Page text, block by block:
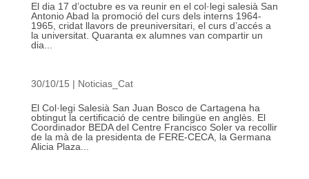
El dia 17 d’octubre es va reunir en el col·legi salesià San
Antonio Abad la promoció del curs dels interns 1964-
1965, cridat llavors de preuniversitari, el curs d’accés a
la universitat. Quaranta ex alumnes van compartir un
dia...
30/10/15 | Noticias_Cat
El Col·legi Salesià San Juan Bosco de Cartagena ha
obtingut la certificació de centre bilingüe en anglès. El
Coordinador BEDA del Centre Francisco Soler va recollir
de la mà de la presidenta de FERE-CECA, la Germana
Alicia Plaza...